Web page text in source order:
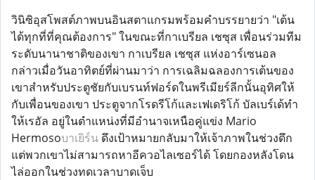
วินิซิอุสโพสต์ภาพบนอินสตาแกรมพร้อมคำบรรยายว่า "เต้น
ได้ทุกที่ที่คุณต้องการ" ในขณะที่กาเบรียล เชซุส เพื่อนร่วมทีม
ระดับนานาชาติของเขา กาเบรียล เชซุส แห่งอาร์เซนอล
กล่าวเมื่อวันอาทิตย์ที่ผ่านมาว่า การเฉลิมฉลองการเต้นของ
เขาสำหรับประตูชัยกับเบรนท์ฟอร์ดในพรีเมียร์ลีกนั้นอุทิศให้
กับเพื่อนของเขา ประตูจากโรดรีโก้และเฟเดริโก้ บัลเบร์เด้ทำ
ให้เรอัล อยู่ในตำแหน่งที่มีอำนาจเหนือคู่แข่ง Mario
Hermosoบาเยิร์น ดึงเป้าหมายกลับมาให้เจ้าภาพในช่วงดึก
แต่พวกเขาไม่สามารถหาอีควอไลเซอร์ได้ โดยกองหลังโดน
ไล่ออกในช่วงทดเวลาบาดเจ็บ